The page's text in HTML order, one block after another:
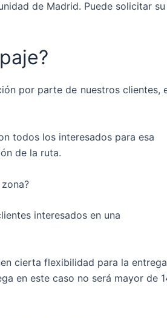
de Madrid. Puede solicitar su
por parte de nuestros clientes,
todos los interesados para esa
de la ruta.
interesados en una
cierta flexibilidad para la
en este caso no será mayor de